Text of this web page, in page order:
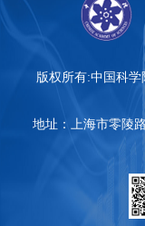
版权所有:中国科学
地址：上海市零